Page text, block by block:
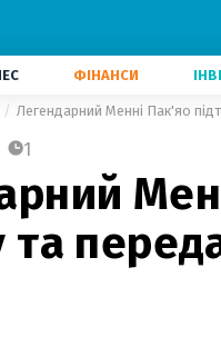
ФІНАНСИ
Легендарний Менні Пак'яо
1
та